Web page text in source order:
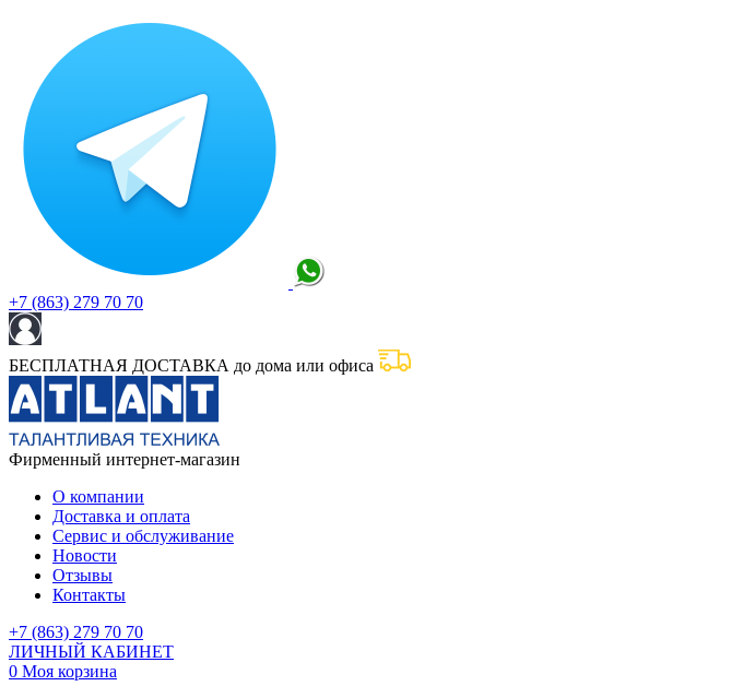
+7 (863) 279 70 70
БЕСПЛАТНАЯ ДОСТАВКА до дома или офиса
Фирменный интернет-магазин
О компании
Доставка и оплата
Сервис и обслуживание
Новости
Отзывы
Контакты
+7 (863) 279 70 70
ЛИЧНЫЙ КАБИНЕТ
0 Моя корзина